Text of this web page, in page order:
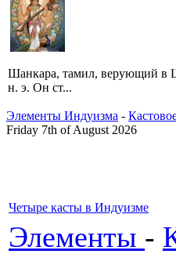
Шанкара, тамил, верующий в
н. э. Он ст...
Элементы Индуизма -
Friday 7th of August 2026
Четыре касты в Индуизме
Элементы -